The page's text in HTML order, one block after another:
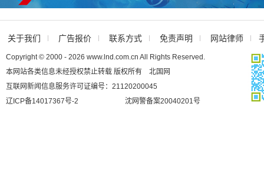
关于我们 广告报价 联系方式 免责声明 网站律师
Copyright © 2000 - 2026 www.lnd.com.cn All Rights Reserved.
本网站各类信息未经授权禁止转载 版权所有 北国网
互联网新闻信息服务许可证编号：21120200045
辽ICP备14017367号-2
沈网警备案20040201号